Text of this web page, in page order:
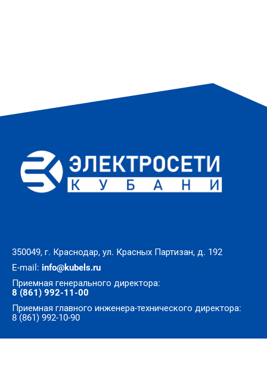
350049, г. Краснодар, ул. Красных Партизан, д. 192
E-mail: info@kubels.ru
Приемная генерального директора:
8 (861) 992-11-00
Приемная главного инженера-технического директора:
8 (861) 992-10-90